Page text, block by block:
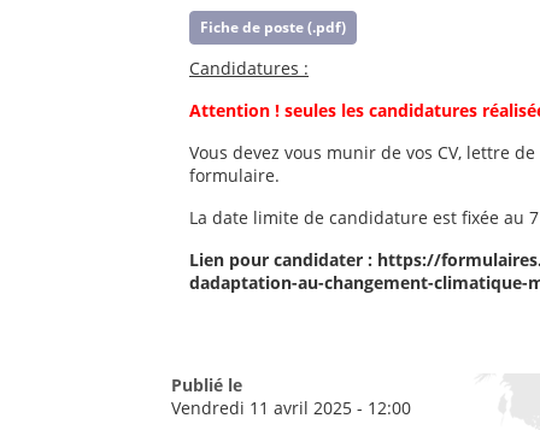
Fiche de poste (.pdf)
Candidatures :
Attention ! seules les candidatures
Vous devez vous munir de vos CV, lettre
formulaire.
La date limite de candidature est fixée au
Lien pour candidater : https://
dadaptation-au-changement-climatique-
Publié le
Vendredi 11 avril 2025 - 12:00